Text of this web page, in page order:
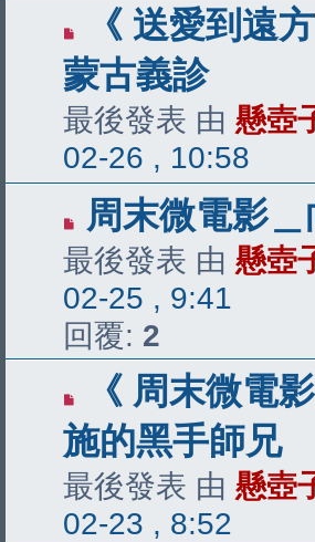
《 送愛到遠
蒙古義診
最後發表 由 懸壺
02-26 , 10:58
周末微電影
最後發表 由 懸壺
02-25 , 9:41
回覆: 2
《 周末微電
施的黑手師兄
最後發表 由 懸壺
02-23 , 8:52